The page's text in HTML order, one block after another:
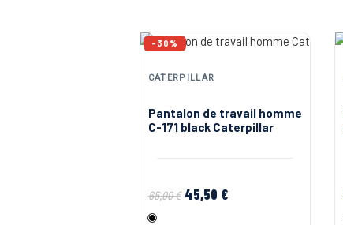
CATERPILLAR
Pantalon de travail homme
C-171 black Caterpillar
65,00 € 45,50 €
-30%